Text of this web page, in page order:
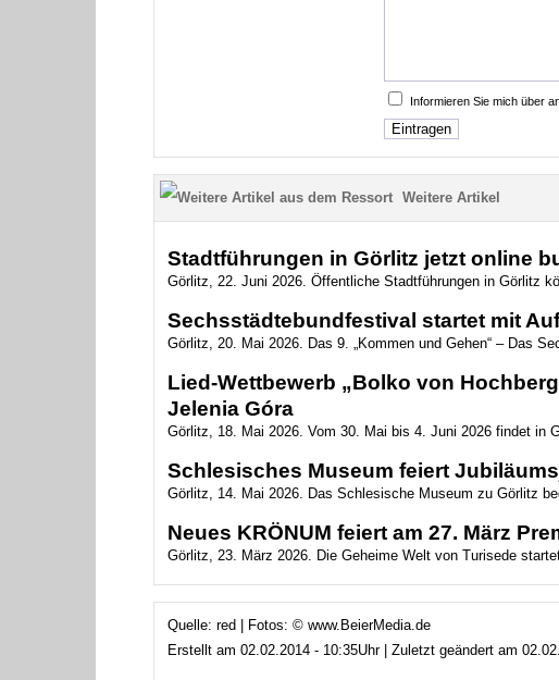
Informieren Sie mich über
Weitere Artikel
Stadtführungen in Görlitz jetzt online
Görlitz, 22. Juni 2026. Öffentliche Stadtführungen in Görlitz
Sechsstädtebundfestival startet mit
Görlitz, 20. Mai 2026. Das 9. „Kommen und Gehen“ – Das
Lied-Wettbewerb „Bolko von
Jelenia Góra
Görlitz, 18. Mai 2026. Vom 30. Mai bis 4. Juni 2026 findet in
Schlesisches Museum feiert
Görlitz, 14. Mai 2026. Das Schlesische Museum zu Görlitz
Neues KRÖNUM feiert am 27. März
Görlitz, 23. März 2026. Die Geheime Welt von Turisede
Quelle: red | Fotos: © www.BeierMedia.de
Erstellt am 02.02.2014 - 10:35Uhr | Zuletzt geändert am